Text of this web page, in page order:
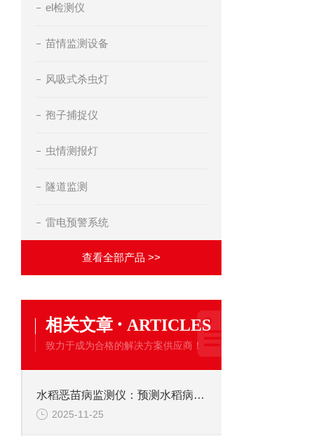
el检测仪
苗情监测设备
风吸式杀虫灯
孢子捕捉仪
虫情测报灯
隧道监测
雷电预警系统
查看全部产品 >>
相关文章 · ARTICLES
致力于成为合格的解决方案供应商！
水稻恶苗病监测仪：预测水稻病害发病情况，有效遏制恶苗病的蔓延势头
2025-11-25